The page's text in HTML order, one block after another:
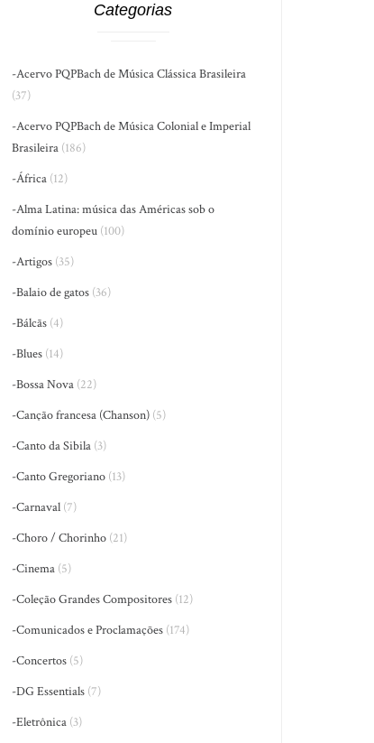
Categorias
-Acervo PQPBach de Música Clássica Brasileira
(37)
-Acervo PQPBach de Música Colonial e Imperial
Brasileira (186)
-África (12)
-Alma Latina: música das Américas sob o
domínio europeu (100)
-Artigos (35)
-Balaio de gatos (36)
-Bálcãs (4)
-Blues (14)
-Bossa Nova (22)
-Canção francesa (Chanson) (5)
-Canto da Sibila (3)
-Canto Gregoriano (13)
-Carnaval (7)
-Choro / Chorinho (21)
-Cinema (5)
-Coleção Grandes Compositores (12)
-Comunicados e Proclamações (174)
-Concertos (5)
-DG Essentials (7)
-Eletrônica (3)